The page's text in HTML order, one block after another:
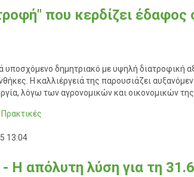
που κερδίζει έδαφος
υποσχόμενο δημητριακό με υψηλή διατροφική
Η καλλιέργειά της παρουσιάζει
λόγω των αγρονομικών και οικονομικών
Πρακτικές
13:04
- Η απόλυτη λύση για τη